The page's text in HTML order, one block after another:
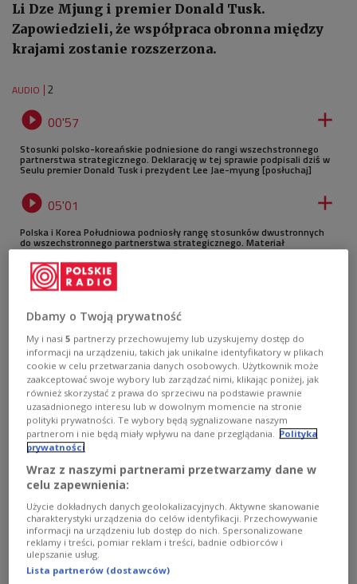
Li Dze Mjung i premier Donald Tusk.
Zapowiedzieli, że współpraca obronna między
krajami zostanie rozszerzona.
AUDIO 2
 00'57 
Stosunki polsko-koreańskie podniesione do rangi wszechstronnego
partnerstwa strategicznego. Deklarację w tej sprawie podpisali dziś w
Seulu premier Donald Tusk i prezydent Lee Jae-myung [posłuchaj]
 05'01 
Polska i Korea Południowa podniosły rangę stosunków dwustronnych
do wszechstronnego partnerstwa strategicznego. Materiał
Przemysława Pawełka [POSŁUCHAJ]
Premier Donald Tusk i prezydent Republiki Korei Południowej Lee Jae
Myung podczas oświadczenia dla mediów w Seulu PAP
Polski premier, który przebywa z wizytą w Seulu, i
prezydent Li podpisali umowę o wszechstronnym
Dbamy o Twoją prywatność
My i nasi5 partnerzy przechowujemy lub uzyskujemy dostęp do
informacji na urządzeniu, takich jak unikalne identyfikatory w plikach
cookie w celu przetwarzania danych osobowych. Użytkownik może
zaakceptować swoje wybory lub zarządzać nimi, klikając poniżej, jak
również skorzystać z prawa do sprzeciwu na podstawie prawnie
uzasadnionego interesu lub w dowolnym momencie na stronie
polityki prywatności. Te wybory będą sygnalizowane naszym
partnerom i nie będą miały wpływu na dane przeglądania. Polityka
prywatności
Wraz z naszymi partnerami przetwarzamy dane w
celu zapewnienia:
Użycie dokładnych danych geolokalizacyjnych. Aktywne skanowanie
charakterystyki urządzenia do celów identyfikacji. Przechowywanie
informacji na urządzeniu lub dostęp do nich. Spersonalizowane
reklamy i treści, pomiar reklam i treści, badnie odbiorców i
ulepszanie usług.
Lista partnerów (dostawców)